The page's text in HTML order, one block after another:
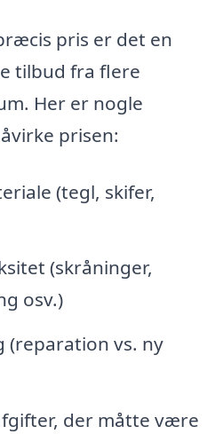
pris er det en
tilbud fra flere
Her er nogle
prisen:
(tegl, skifer,
(skråninger,
osv.)
(reparation vs. ny
der måtte være